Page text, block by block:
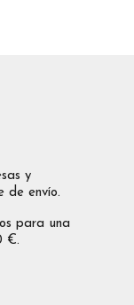
y
de envío.
para una
€.